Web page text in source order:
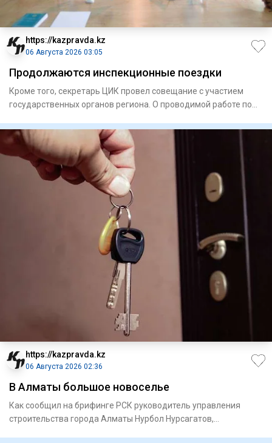
https://kazpravda.kz
06 Августа 2026 03:05
Продолжаются инспекционные поездки
Кроме того, секретарь ЦИК провел совещание с участием
государственных органов региона. О проводимой работе по
https://kazpravda.kz
06 Августа 2026 02:36
В Алматы большое новоселье
Как сообщил на брифинге РСК руководитель управления
строи­тельства города Алматы Нурбол Нурсагатов,